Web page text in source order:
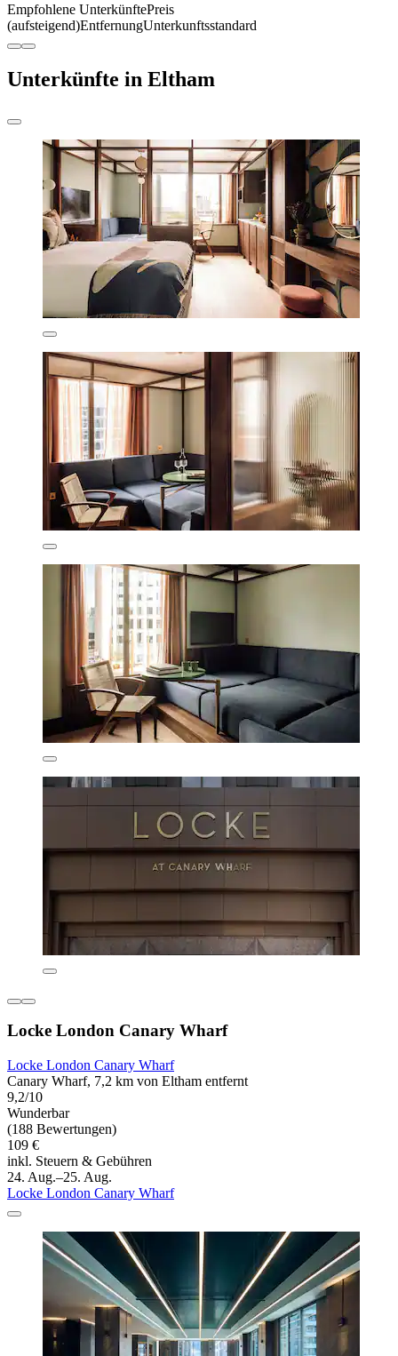
Empfohlene UnterkünftePreis
(aufsteigend)EntfernungUnterkunftsstandard
Unterkünfte in Eltham
Locke London Canary Wharf
Locke London Canary Wharf
Canary Wharf, 7,2 km von Eltham entfernt
9,2/10
Wunderbar
(188 Bewertungen)
109 €
inkl. Steuern & Gebühren
24. Aug.–25. Aug.
Locke London Canary Wharf